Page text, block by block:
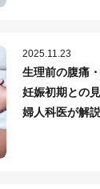
2025.11.23
生理前の腹痛
妊娠初期との
婦人科医が解説